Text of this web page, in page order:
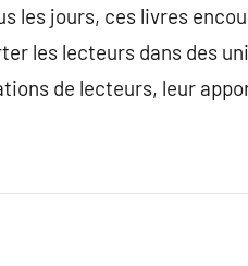
les jours, ces livres
les lecteurs dans des
de lecteurs, leur